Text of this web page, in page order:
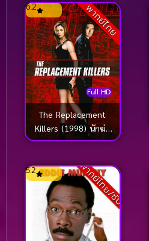
พากย์ไทย
Full HD
6.2
The Replacement
Killers (1998) นักฆ่า
กระสุนโลกันต์
พากย์ไทย/ซับ
5.2